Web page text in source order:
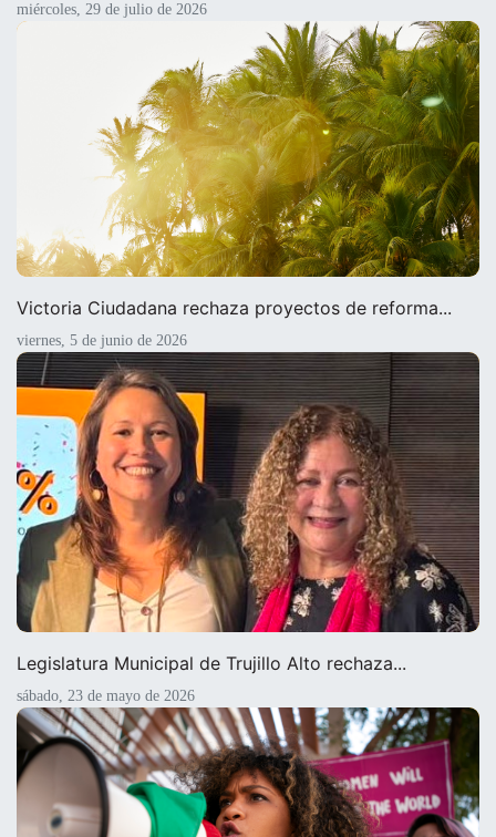
miércoles, 29 de julio de 2026
Victoria Ciudadana rechaza proyectos de reforma...
viernes, 5 de junio de 2026
Legislatura Municipal de Trujillo Alto rechaza...
sábado, 23 de mayo de 2026